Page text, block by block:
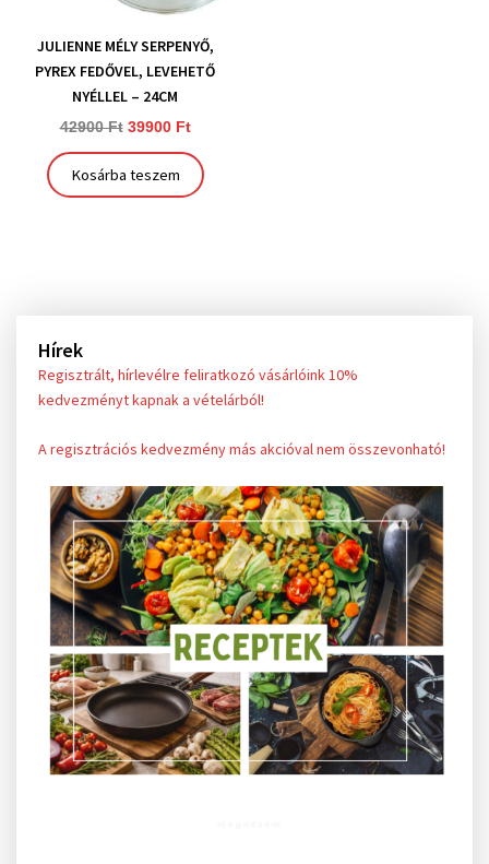
Hírek
Regisztrált, hírlevélre feliratkozó vásárlóink 10%
kedvezményt kapnak a vételárból!
A regisztrációs kedvezmény más akcióval nem összevonható!
JULIENNE MÉLY SERPENYŐ,
PYREX FEDŐVEL, LEVEHETŐ
NYÉLLEL – 24CM
42900Ft 39900 Ft
Kosárba teszem